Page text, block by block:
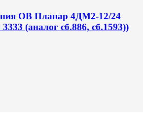
ОВ Планар 4ДМ2-12/24
(аналог сб.886, сб.1593))